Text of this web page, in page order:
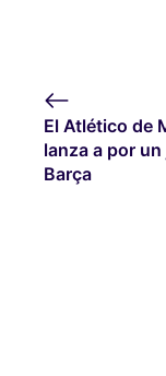
El Atlético de
lanza a por
Barça